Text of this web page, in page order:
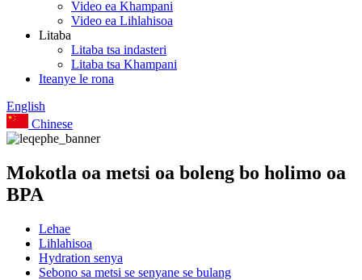
Video ea Khampani
Video ea Lihlahisoa
Litaba
Litaba tsa indasteri
Litaba tsa Khampani
Iteanye le rona
English
Chinese
Mokotla oa metsi oa boleng bo holimo oa
BPA
Lehae
Lihlahisoa
Hydration senya
Sebono sa metsi se senyane se bulang